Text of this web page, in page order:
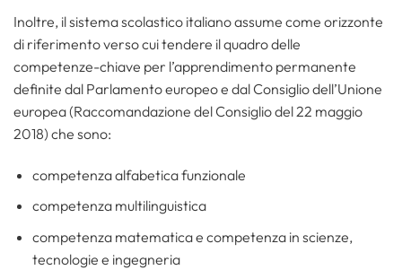
Inoltre, il sistema scolastico italiano assume come orizzonte
di riferimento verso cui tendere il quadro delle
competenze-chiave per l’apprendimento permanente
definite dal Parlamento europeo e dal Consiglio dell’Unione
europea (Raccomandazione del Consiglio del 22 maggio
2018) che sono:
competenza alfabetica funzionale
competenza multilinguistica
competenza matematica e competenza in scienze,
tecnologie e ingegneria